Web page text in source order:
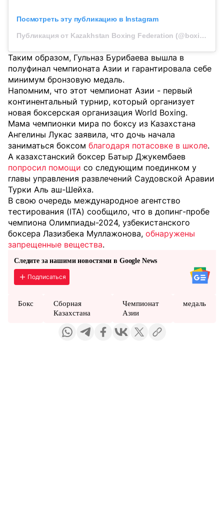
Посмотреть эту публикацию в Instagram
Публикация от Kazakhstan Boxing Federation (@boxingkazakhstan)
Таким образом, Гульназ Бурибаева вышла в
полуфинал чемпионата Азии и гарантировала себе
минимум бронзовую медаль.
Напомним, что этот чемпионат Азии - первый
континентальный турнир, который организует
новая боксерская организация World Boxing.
Мама чемпионки мира по боксу из Казахстана
Ангелины Лукас заявила, что дочь начала
заниматься боксом благодаря потасовке в школе.
А казахстанский боксер Батыр Джукембаев
попросил помощи со следующим поединком у
главы управления развлечений Саудовской Аравии
Турки Аль аш-Шейха.
В свою очередь международное агентство
тестирования (ITA) сообщило, что в допинг-пробе
чемпиона Олимпиады-2024, узбекистанского
боксера Лазизбека Муллажонова, обнаружены
запрещенные вещества.
Следите за нашими новостями в Google News
Подписаться
Бокс
Сборная
Казахстана
Чемпионат
Азии
медаль